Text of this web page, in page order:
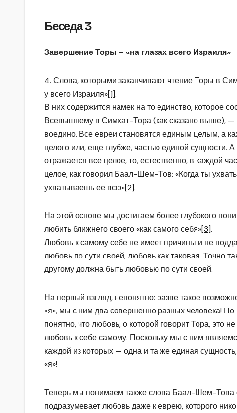
Беседа 3
Завершение Торы – «на глазах всего Израиля»
4. Слова, которыми заканчивают чтение Торы в
у всего Израиля»[1].
В них содержится намек на то единство, которое
Всевышнему в Симхат-Тора (как сказано выше), —
воедино. Все евреи становятся единым целым, а
целого или, еще глубже, частью единой сущности. А
отражается все целое, то, естественно, в каждой
целое, как говорил Баал-Шем-Тов: «Когда ты
ухватываешь ее всю»[2].
На этой основе мы достигаем более глубокого
любить ближнего своего «как самого себя»[3].
Любовь к самому себе не имеет причины и не
любовь по сути своей, любовь как таковая. Точно
другому должна быть любовью по сути своей.
На первый взгляд, непонятно: разве такое
«я», мы с ним два совершенно разных человека! Но
понятно, что любовь, о которой говорит Тора, это
любовь к себе самому. Поскольку мы с ним
каждой из которых — одна и та же единая
«я»!
Теперь мы понимаем также слова Баал-Шем-Това
подразумевает любовь даже к еврею, которого